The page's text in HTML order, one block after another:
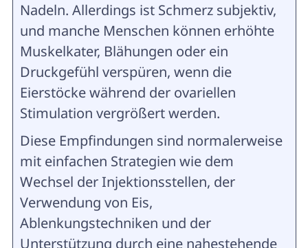
Nadeln. Allerdings ist Schmerz subjektiv,
und manche Menschen können erhöhte
Muskelkater, Blähungen oder ein
Druckgefühl verspüren, wenn die
Eierstöcke während der ovariellen
Stimulation vergrößert werden.
Diese Empfindungen sind normalerweise
mit einfachen Strategien wie dem
Wechsel der Injektionsstellen, der
Verwendung von Eis,
Ablenkungstechniken und der
Unterstützung durch eine nahestehende